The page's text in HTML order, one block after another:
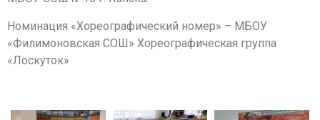
Номинация «Хореографический номер» – МБОУ
«Филимоновская СОШ» Хореографическая группа
«Лоскуток»